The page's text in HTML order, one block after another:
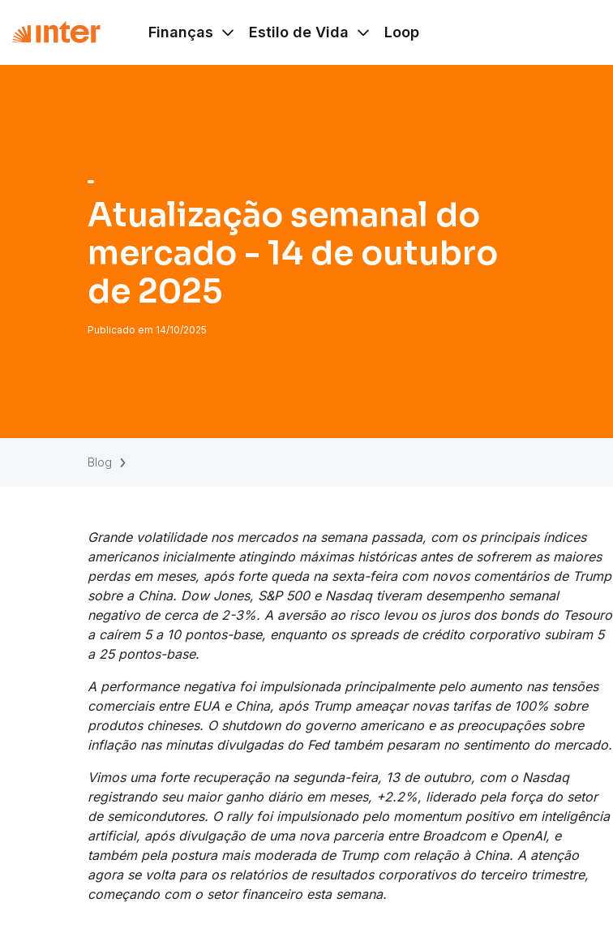
Finanças Estilo de Vida Loop
Atualização semanal do
mercado - 14 de outubro
de 2025
Publicado em 14/10/2025
Blog
Grande volatilidade nos mercados na semana passada, com os principais índices
americanos inicialmente atingindo máximas históricas antes de sofrerem as maiores
perdas em meses, após forte queda na sexta-feira com novos comentários de Trump
sobre a China. Dow Jones, S&P 500 e Nasdaq tiveram desempenho semanal
negativo de cerca de 2-3%. A aversão ao risco levou os juros dos bonds do Tesouro
a caírem 5 a 10 pontos-base, enquanto os spreads de crédito corporativo subiram 5
a 25 pontos-base.
A performance negativa foi impulsionada principalmente pelo aumento nas tensões
comerciais entre EUA e China, após Trump ameaçar novas tarifas de 100% sobre
produtos chineses. O shutdown do governo americano e as preocupações sobre
inflação nas minutas divulgadas do Fed também pesaram no sentimento do mercado.
Vimos uma forte recuperação na segunda-feira, 13 de outubro, com o Nasdaq
registrando seu maior ganho diário em meses, +2.2%, liderado pela força do setor
de semicondutores. O rally foi impulsionado pelo momentum positivo em inteligência
artificial, após divulgação de uma nova parceria entre Broadcom e OpenAI, e
também pela postura mais moderada de Trump com relação à China. A atenção
agora se volta para os relatórios de resultados corporativos do terceiro trimestre,
começando com o setor financeiro esta semana.